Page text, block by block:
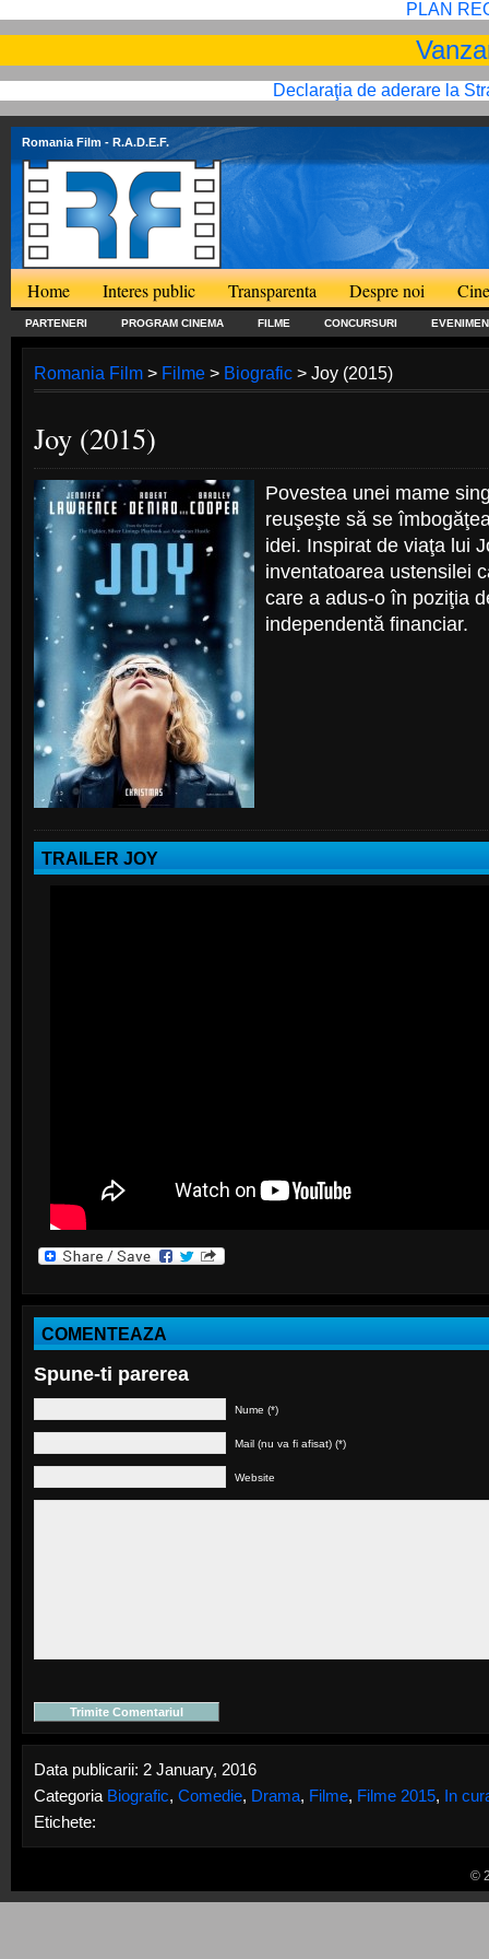
PLAN
Declaraţia de aderare la
Romania Film - R.A.D.E.F.
Home Interes public Transparenta Despre noi
PARTENERI PROGRAM CINEMA FILME CONCURSURI
Romania Film> Filme> Biografic> Joy (2015)
Joy (2015)
Povestea unei mame
reuşeşte să se
idei. Inspirat de viaţa lui
inventatoarea ustensilei
care a adus-o în poziţia
independentă financiar.
TRAILER JOY
COMENTEAZA
Spune-ti parerea
Nume (*)
Mail (nu va fi afisat) (*)
Website
Data publicarii: 2 January, 2016
Categoria Biografic, Comedie, Drama, Filme, Filme 2015,
In
Etichete:
©